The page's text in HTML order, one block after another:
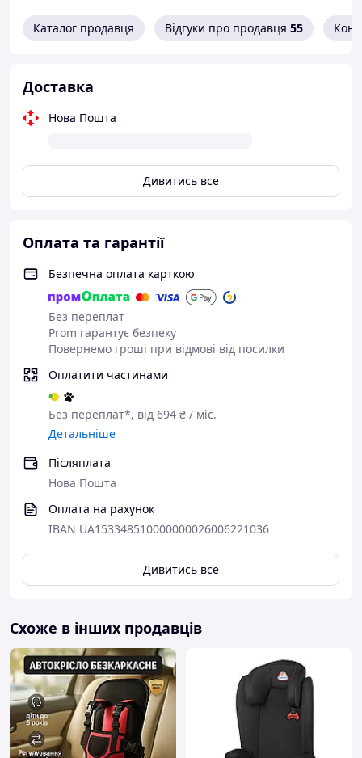
Каталог продавця Відгуки про продавця 55
Доставка
Нова Пошта
Дивитись все
Оплата та гарантії
Безпечна оплата карткою
Без переплат
Prom гарантує безпеку
Повернемо гроші при відмові від посилки
Оплатити частинами
Без переплат*, від 694 ₴ / міс.
Детальніше
Післяплата
Нова Пошта
Оплата на рахунок
IBAN UA153348510000000026006221036
Дивитись все
Схоже в інших продавців